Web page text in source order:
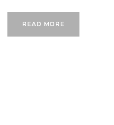
READ MORE